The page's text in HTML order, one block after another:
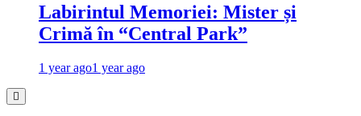
Labirintul Memoriei: Mister și
Crimă în “Central Park”
1 year ago1 year ago